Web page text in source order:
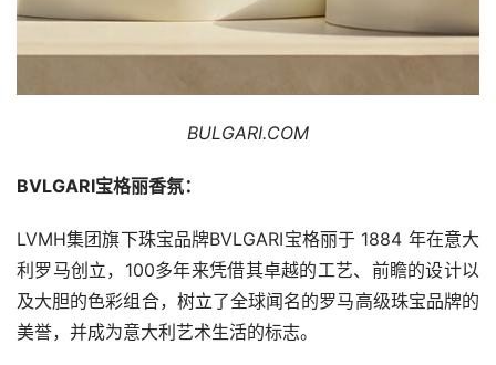
BULGARI.COM
BVLGARI宝格丽香氛：
LVMH集团旗下珠宝品牌BVLGARI宝格丽于 1884 年在意大
利罗马创立，100多年来凭借其卓越的工艺、前瞻的设计以
及大胆的色彩组合，树立了全球闻名的罗马高级珠宝品牌的
美誉，并成为意大利艺术生活的标志。